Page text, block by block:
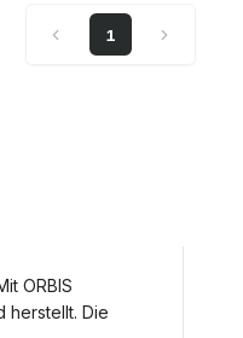
1
ORBIS
herstellt. Die